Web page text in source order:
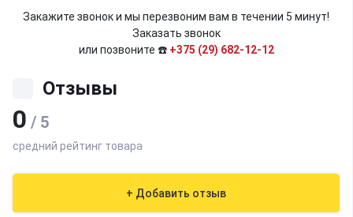
Закажите звонок и мы перезвоним вам в течении 5 минут!
Заказать звонок
или позвоните ☎️ +375 (29) 682-12-12
Отзывы
0 / 5
средний рейтинг товара
+ Добавить отзыв